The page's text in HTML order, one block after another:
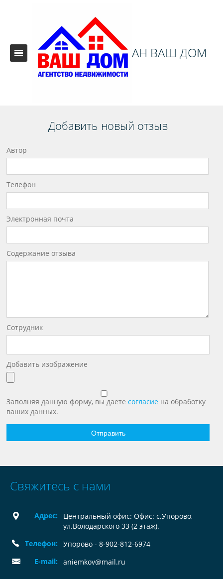
АН ВАШ ДОМ
Добавить новый отзыв
Автор
Телефон
Электронная почта
Содержание отзыва
Сотрудник
Добавить изображение
Заполняя данную форму, вы даетесогласие на обработку
ваших данных.
Свяжитесь с нами
Адрес:
Центральный офис: Офис: с.Упорово,
ул.Володарского 33 (2 этаж).
Телефон:
Упорово - 8-902-812-6974
E-mail:
aniemkov@mail.ru